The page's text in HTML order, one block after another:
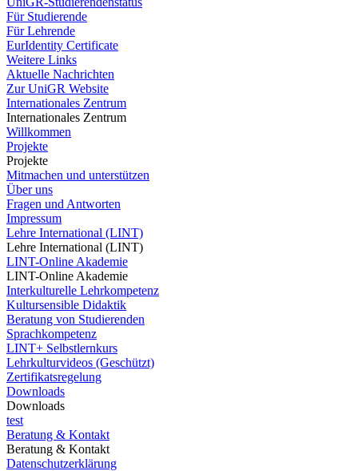
Für Studierende
Für Lehrende
EurIdentity Certificate
Weitere Links
Aktuelle Nachrichten
Zur UniGR Website
Internationales Zentrum
Internationales Zentrum
Willkommen
Projekte
Projekte
Mitmachen und unterstützen
Über uns
Fragen und Antworten
Impressum
Lehre International (LINT)
Lehre International (LINT)
LINT-Online Akademie
LINT-Online Akademie
Interkulturelle Lehrkompetenz
Kultursensible Didaktik
Beratung von Studierenden
Sprachkompetenz
LINT+ Selbstlernkurs
Lehrkulturvideos (Geschützt)
Zertifikatsregelung
Downloads
Downloads
test
Beratung & Kontakt
Beratung & Kontakt
Datenschutzerklärung